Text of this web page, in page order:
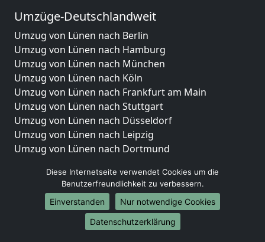
Umzüge-Deutschlandweit
Umzug von Lünen nach Berlin
Umzug von Lünen nach Hamburg
Umzug von Lünen nach München
Umzug von Lünen nach Köln
Umzug von Lünen nach Frankfurt am Main
Umzug von Lünen nach Stuttgart
Umzug von Lünen nach Düsseldorf
Umzug von Lünen nach Leipzig
Umzug von Lünen nach Dortmund
Umzug von Lünen nach Bremen
Umzug von Lünen nach Dresden
Umzug von Lünen nach Hannover
Umzug von Lünen nach Nürnberg
Umzug von Lünen nach Duisburg
Diese Internetseite verwendet Cookies um die
Benutzerfreundlichkeit zu verbessern.
Einverstanden
Nur notwendige Cookies
Datenschutzerklärung